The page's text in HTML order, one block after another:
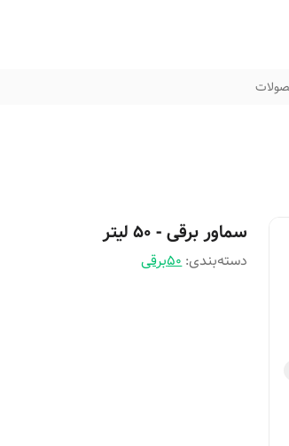
سماور برقی - ۵۰ لیتر
دسته‌بندی:50برقی